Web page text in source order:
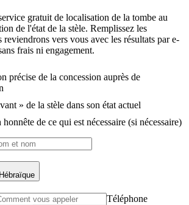
gratuit de localisation de la tombe au
de l'état de la stèle. Remplissez les
vers vous avec les résultats par e-
frais ni engagement.
précise de la concession auprès de
» de la stèle dans son état actuel
de ce qui est nécessaire (si nécessaire)
Hébraïque
Téléphone